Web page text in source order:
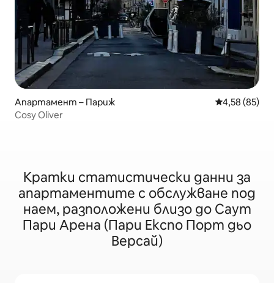
Апартамент – Париж Средна
4,58 (85)
Cosy Oliver
Кратки статистически данни за
апартаментите с обслужване под
наем, разположени близо до Саут
Пари Арена (Пари Експо Порт дьо
Версай)